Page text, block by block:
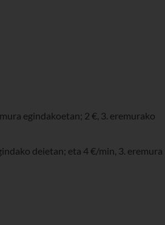
egindakoetan; 2 €, 3. eremurako
deietan; eta 4 €/min, 3. eremura